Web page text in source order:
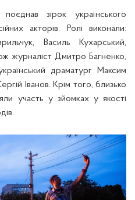
зірок українського
акторів. Ролі виконали:
Василь Кухарський,
журналіст Дмитро Багненко,
драматург Максим
Іванов. Крім того, близько
участь у зйомках у якості